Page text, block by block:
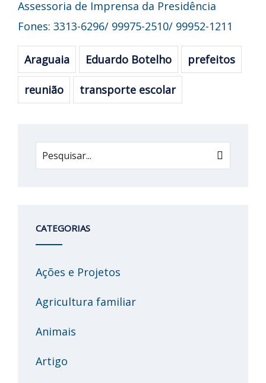
Assessoria de Imprensa da Presidência
Fones: 3313-6296/ 99975-2510/ 99952-1211
Araguaia Eduardo Botelho prefeitos
reunião transporte escolar
CATEGORIAS
Ações e Projetos
Agricultura familiar
Animais
Artigo